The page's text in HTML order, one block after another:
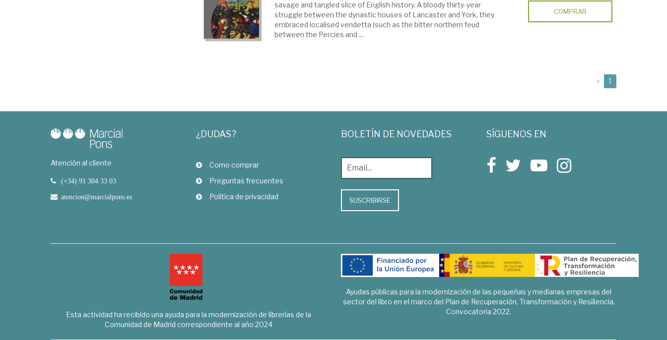
savage and tangled slice of English history. A bloody thirty-year
struggle between the dynastic houses of Lancaster and York, they
embraced localised vendetta (such as the bitter northern feud
between the Percies and ...
COMPRAR
« 1
Atención al cliente
(+34) 91 304 33 03
atencion@marcialpons.es
¿DUDAS?
Como comprar
Preguntas frecuentes
Política de privacidad
BOLETÍN DE NOVEDADES
SUSCRIBIRSE
SÍGUENOS EN
Esta actividad ha recibido una ayuda para la modernización de librerías de la
Comunidad de Madrid correspondiente al año 2024
Ayudas públicas para la modernización de las pequeñas y medianas empresas del
sector del libro en el marco del Plan de Recuperación, Transformación y Resiliencia.
Convocatoria 2022.